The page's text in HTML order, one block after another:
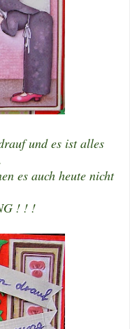
und es ist alles
es auch heute nicht
! ! !